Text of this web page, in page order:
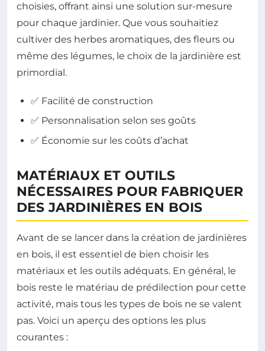
choisies, offrant ainsi une solution sur-mesure
pour chaque jardinier. Que vous souhaitiez
cultiver des herbes aromatiques, des fleurs ou
même des légumes, le choix de la jardinière est
primordial.
✅ Facilité de construction
✅ Personnalisation selon ses goûts
✅ Économie sur les coûts d’achat
MATÉRIAUX ET OUTILS
NÉCESSAIRES POUR FABRIQUER
DES JARDINIÈRES EN BOIS
Avant de se lancer dans la création de jardinières
en bois, il est essentiel de bien choisir les
matériaux et les outils adéquats. En général, le
bois reste le matériau de prédilection pour cette
activité, mais tous les types de bois ne se valent
pas. Voici un aperçu des options les plus
courantes :